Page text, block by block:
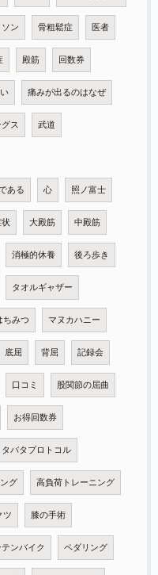
ン 骨粗鬆症 医者
殿筋 回数券
痛みが出るのはなぜ
ス 武道
ある 心 照ノ富士
大殿筋 中殿筋
消極的休養 後ろ歩き
タオルギャザー
ちみつ マヌカハニー
底屈 背屈 記録会
口コミ 股関節の屈曲
お得回数券
タバタプロトコル
グ 高負荷トレーニング
ツ 膝の手術
ンバイク ペダリング